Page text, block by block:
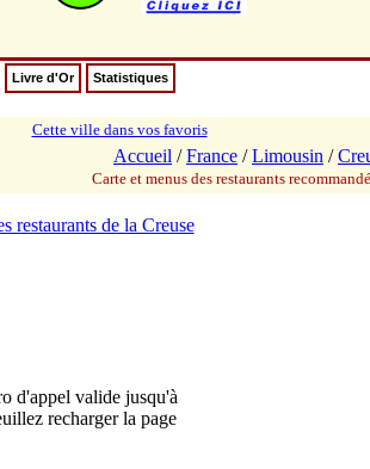
Livre d'Or Statistiques
Cette ville dans vos favoris
Accueil /France /Limousin /
Carte et menus des restaurants
restaurants de la Creuse
d'appel valide jusqu'à
recharger la page